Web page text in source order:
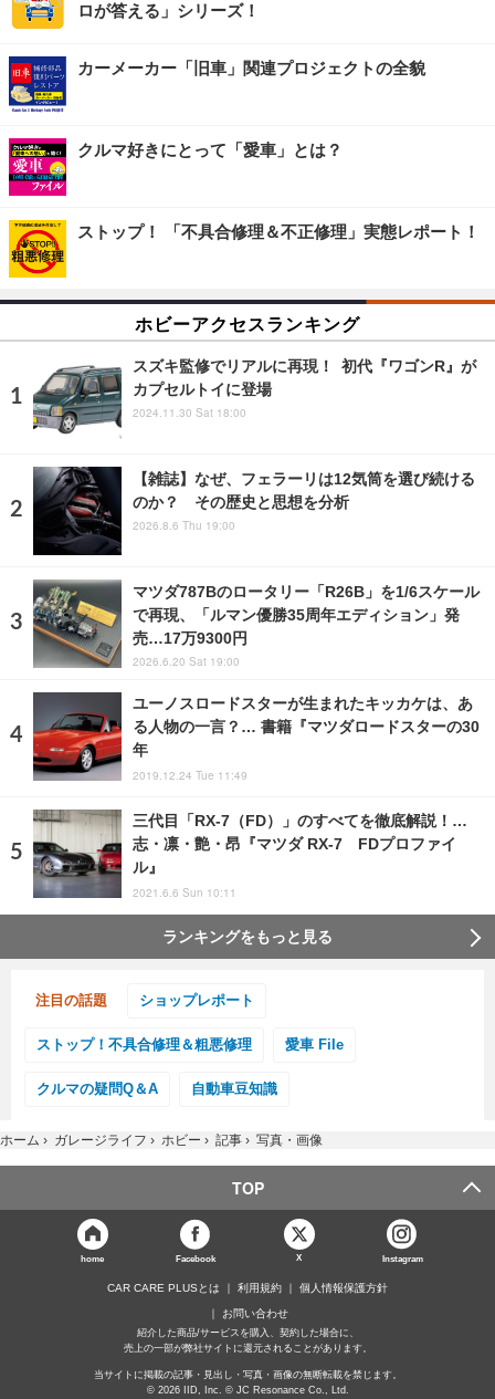
ロが答える」シリーズ！
カーメーカー「旧車」関連プロジェクトの全貌
クルマ好きにとって「愛車」とは？
ストップ！ 「不具合修理＆不正修理」実態レポート！
ホビーアクセスランキング
スズキ監修でリアルに再現！ 初代『ワゴンR』が
カプセルトイに登場
2024.11.30 Sat 18:00
【雑誌】なぜ、フェラーリは12気筒を選び続ける
のか？ その歴史と思想を分析
2026.8.6 Thu 19:00
マツダ787Bのロータリー「R26B」を1/6スケール
で再現、「ルマン優勝35周年エディション」発
売…17万9300円
2026.6.20 Sat 19:00
ユーノスロードスターが生まれたキッカケは、あ
る人物の一言？… 書籍『マツダロードスターの30
年
2019.12.24 Tue 11:49
三代目「RX-7（FD）」のすべてを徹底解説！…
志・凛・艶・昂『マツダ RX-7 FDプロファイ
ル』
2021.6.6 Sun 10:11
ランキングをもっと見る
注目の話題 ショップレポート
ストップ！不具合修理＆粗悪修理 愛車 File
クルマの疑問Q＆A 自動車豆知識
ホーム › ガレージライフ › ホビー › 記事 › 写真・画像
TOP
home Facebook X Instagram
CAR CARE PLUSとは 利用規約 個人情報保護方針
お問い合わせ
紹介した商品/サービスを購入、契約した場合に、
売上の一部が弊社サイトに還元されることがあります。
当サイトに掲載の記事・見出し・写真・画像の無断転載を禁じます。
© 2026 IID, Inc. © JC Resonance Co., Ltd.